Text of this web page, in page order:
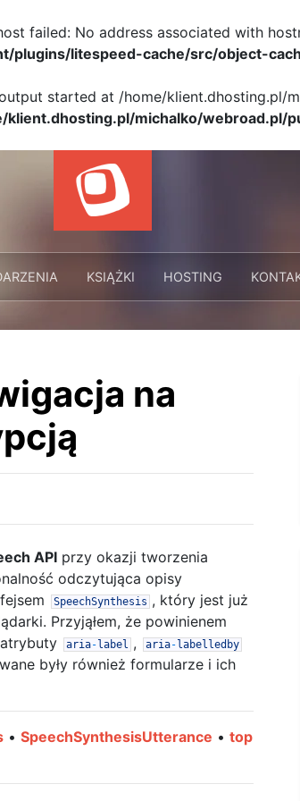
failed: No address associated with
plugins/litespeed-cache/src/object-
started at /home/klient.dhosting.pl/
klient.dhosting.pl/michalko/
KSIĄŻKI HOSTING
na
APIprzy okazji tworzenia
odczytująca opisy
SpeechSynthesis , który jest już
Przyjąłem, że powinienem
aria- label , aria- labelledby
były również formularze i ich
• SpeechSynthesisUtterance • top